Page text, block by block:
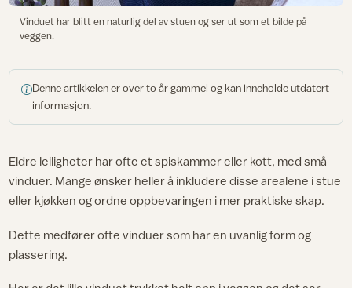
Vinduet har blitt en naturlig del av stuen og ser ut som et bilde på
veggen.
Denne artikkelen er over to år gammel og kan inneholde utdatert
informasjon.
Eldre leiligheter har ofte et spiskammer eller kott, med små
vinduer. Mange ønsker heller å inkludere disse arealene i stue
eller kjøkken og ordne oppbevaringen i mer praktiske skap.
Dette medfører ofte vinduer som har en uvanlig form og
plassering.